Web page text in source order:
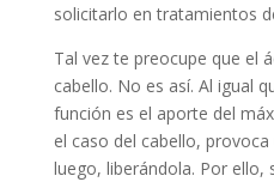
solicitarlo en tratamientos
Tal vez te preocupe que el
cabello. No es así. Al igual
función es el aporte del
el caso del cabello,
luego, liberándola. Por ello,